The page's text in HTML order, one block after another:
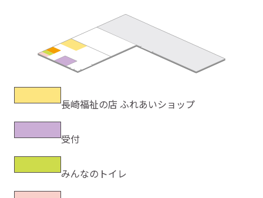
長崎福祉の店 ふれあいショップ
受付
みんなのトイレ